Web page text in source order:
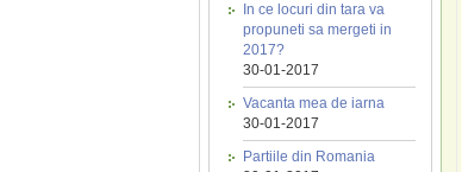
In ce locuri din tara va
propuneti sa mergeti in
2017?
30-01-2017
Vacanta mea de iarna
30-01-2017
Partiile din Romania